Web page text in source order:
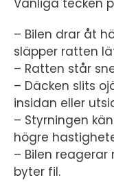
– Bilen drar åt
släpper ratten
– Ratten står
– Däcken slits
insidan eller
– Styrningen
högre
– Bilen
byter fil.